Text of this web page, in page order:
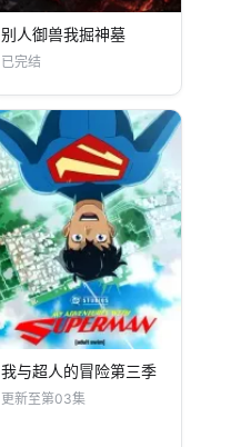
别人御兽我掘神墓
已完结
我与超人的冒险第三季
更新至第03集